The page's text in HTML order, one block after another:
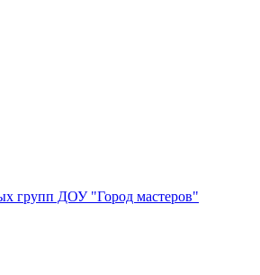
групп ДОУ "Город мастеров"